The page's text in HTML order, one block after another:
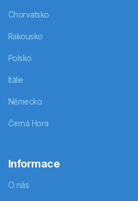
Chorvatsko
Rakousko
Polsko
Itálie
Německo
Černá Hora
Informace
O nás